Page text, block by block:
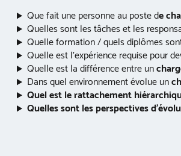
Que fait une personne au poste de
Quelles sont les tâches et les
Quelle formation / quels diplômes
Quelle est l’expérience requise pour
Quelle est la différence entre un
Dans quel environnement évolue un
Quel est le rattachement
Quelles sont les perspectives